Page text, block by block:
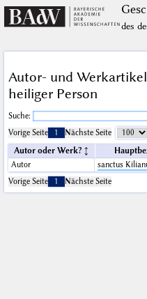
des
Autor- und
heiliger Person
Suche:
Vorige Seite
1 Nächste Seite
Autor oder Werk?
Autor
sanctus
Vorige Seite
1 Nächste Seite